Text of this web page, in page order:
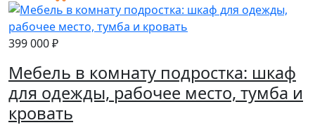
399 000 ₽
Мебель в комнату подростка: шкаф
для одежды, рабочее место, тумба и
кровать